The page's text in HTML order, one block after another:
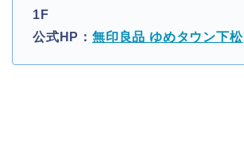
1F
公式HP： 無印良品 ゆめタウン下松